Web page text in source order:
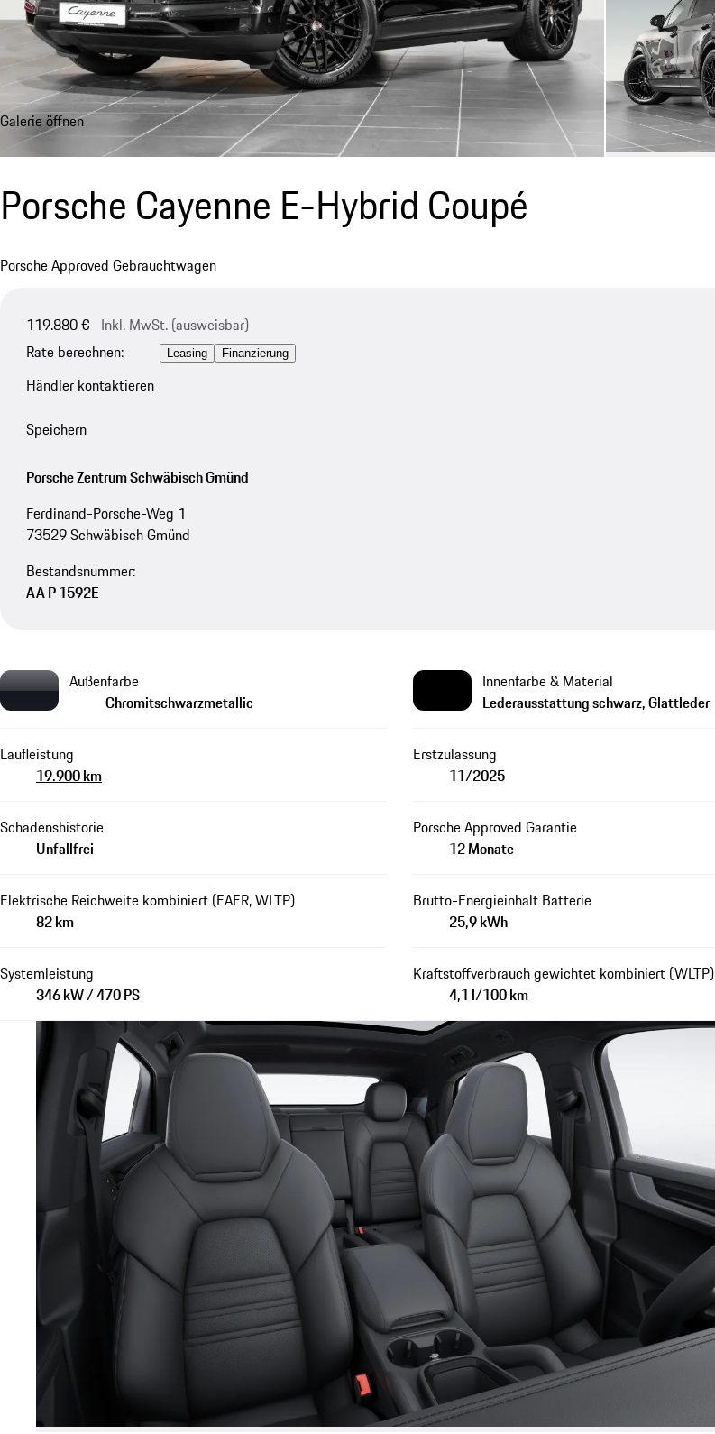
Galerie öffnen
Porsche Cayenne E-Hybrid Coupé
Porsche Approved Gebrauchtwagen
119.880 € Inkl. MwSt. (ausweisbar)
Rate berechnen:
Leasing Finanzierung
Händler kontaktieren
Speichern
Porsche Zentrum Schwäbisch Gmünd
Ferdinand-Porsche-Weg 1
73529 Schwäbisch Gmünd
Bestandsnummer:
AA P 1592E
Außenfarbe
Chromitschwarzmetallic
Innenfarbe & Material
Lederausstattung schwarz, Glattleder
Laufleistung
19.900 km
Erstzulassung
11/2025
Schadenshistorie
Unfallfrei
Porsche Approved Garantie
12 Monate
Elektrische Reichweite kombiniert (EAER, WLTP)
82 km
Brutto-Energieinhalt Batterie
25,9 kWh
Systemleistung
346 kW / 470 PS
Kraftstoffverbrauch gewichtet kombiniert (WLTP)
4,1 l/100 km